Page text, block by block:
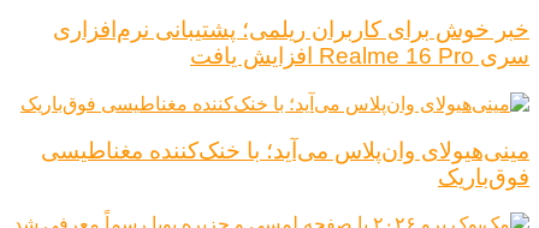
خبر خوش برای کاربران ریلمی؛ پشتیبانی نرم‌افزاری
سری Realme 16 Pro افزایش یافت
مینی‌هیولای وان‌پلاس می‌آید؛ با خنک‌کننده مغناطیسی
فوق‌باریک